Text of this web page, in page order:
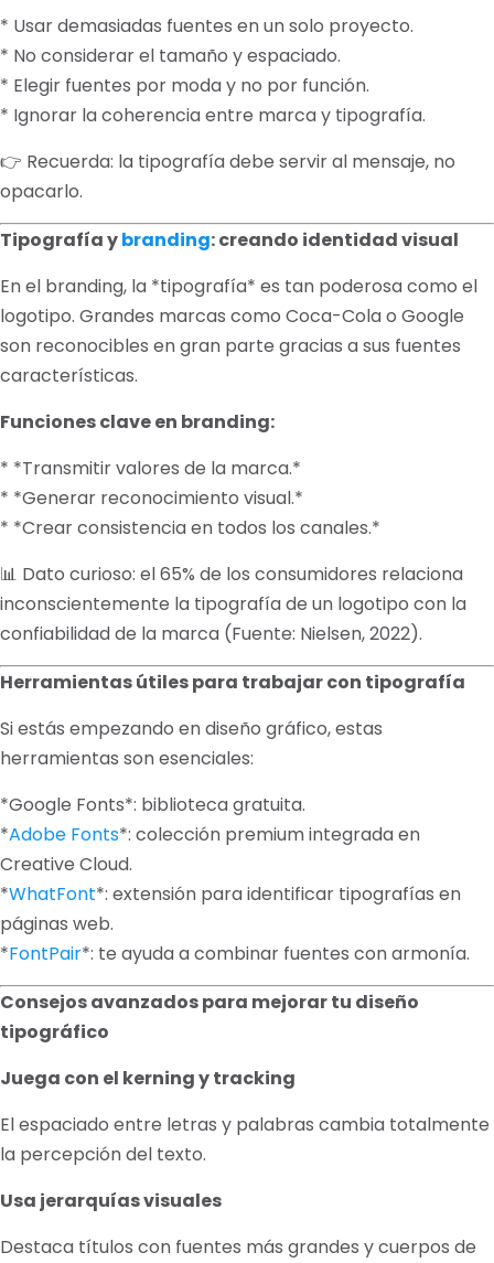
* Usar demasiadas fuentes en un solo proyecto.
* No considerar el tamaño y espaciado.
* Elegir fuentes por moda y no por función.
* Ignorar la coherencia entre marca y tipografía.
👉 Recuerda: la tipografía debe servir al mensaje, no
opacarlo.
Tipografía ybranding: creando identidad visual
En el branding, la *tipografía* es tan poderosa como el
logotipo. Grandes marcas como Coca-Cola o Google
son reconocibles en gran parte gracias a sus fuentes
características.
Funciones clave en branding:
* *Transmitir valores de la marca.*
* *Generar reconocimiento visual.*
* *Crear consistencia en todos los canales.*
📊 Dato curioso: el 65% de los consumidores relaciona
inconscientemente la tipografía de un logotipo con la
confiabilidad de la marca (Fuente: Nielsen, 2022).
Herramientas útiles para trabajar con tipografía
Si estás empezando en diseño gráfico, estas
herramientas son esenciales:
*Google Fonts*: biblioteca gratuita.
*Adobe Fonts*: colección premium integrada en
Creative Cloud.
*WhatFont*: extensión para identificar tipografías en
páginas web.
*FontPair*: te ayuda a combinar fuentes con armonía.
Consejos avanzados para mejorar tu diseño
tipográfico
Juega con el kerning y tracking
El espaciado entre letras y palabras cambia totalmente
la percepción del texto.
Usa jerarquías visuales
Destaca títulos con fuentes más grandes y cuerpos de